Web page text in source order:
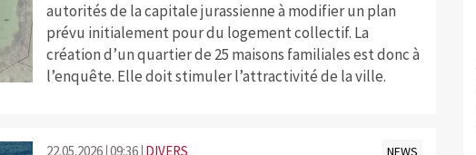
autorités de la capitale jurassienne à modifier un plan
prévu initialement pour du logement collectif. La
création d’un quartier de 25 maisons familiales est donc à
l’enquête. Elle doit stimuler l’attractivité de la ville.
22.05.2026 09:36 DIVERS NEWS